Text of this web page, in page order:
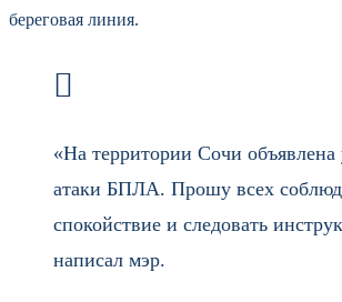
береговая линия.
«На территории Сочи объявлена
атаки БПЛА. Прошу всех
спокойствие и следовать
написал мэр.